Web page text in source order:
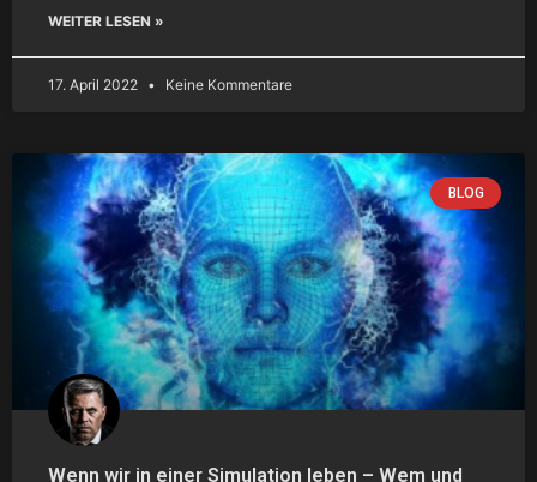
WEITER LESEN »
17. April 2022 Keine Kommentare
BLOG
Wenn wir in einer Simulation leben – Wem und